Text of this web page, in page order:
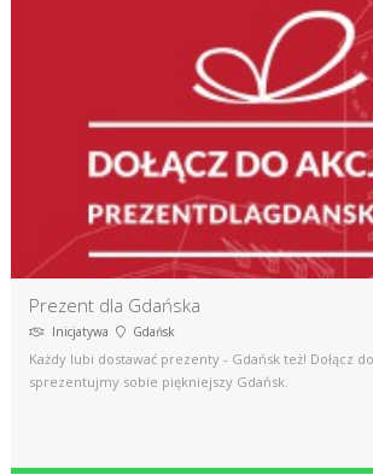
Prezent dla Gdańska
Inicjatywa Gdańsk
Każdy lubi dostawać prezenty - Gdańsk też! Dołącz
sprezentujmy sobie piękniejszy Gdańsk.